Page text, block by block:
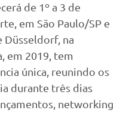
de 1º a 3 de
em São Paulo/SP e
Düsseldorf, na
em 2019, tem
única, reunindo os
durante três dias
networking